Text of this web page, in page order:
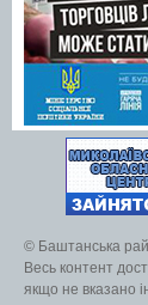
© Баштанська
Весь контент
якщо не вказано